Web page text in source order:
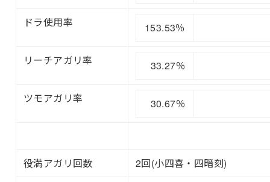
ドラ使用率 153.53％
リーチアガリ率 33.27％
ツモアガリ率 30.67％
役満アガリ回数 2回(小四喜・四暗刻)